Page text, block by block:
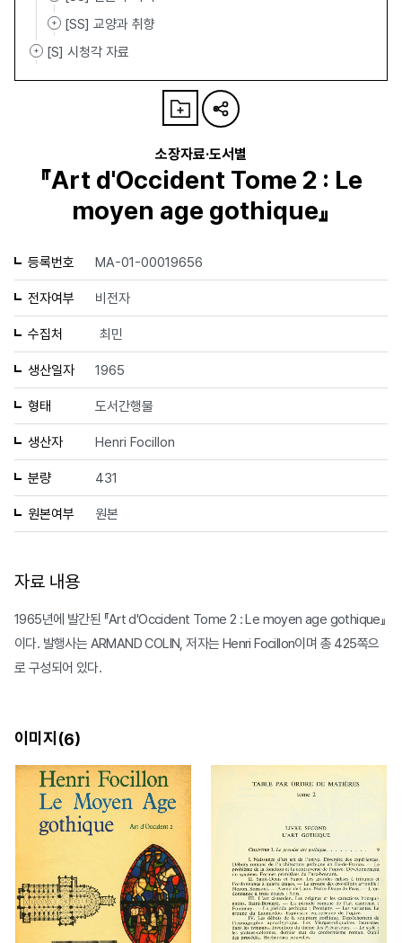
[SS] 교양과 취향
[S] 시청각 자료
소장자료·도서별
『Art d'Occident Tome 2 : Le
moyen age gothique』
등록번호 MA-01-00019656
전자여부 비전자
수집처 최민
생산일자 1965
형태 도서간행물
생산자 Henri Focillon
분량 431
원본여부 원본
자료 내용
1965년에 발간된 『Art d'Occident Tome 2 : Le moyen age gothique』
이다. 발행사는 ARMAND COLIN, 저자는 Henri Focillon이며 총 425쪽으
로 구성되어 있다.
이미지(6)